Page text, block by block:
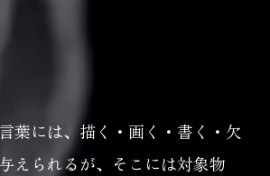
葉には、描く・画く・書く・欠
えられるが、そこには対象物